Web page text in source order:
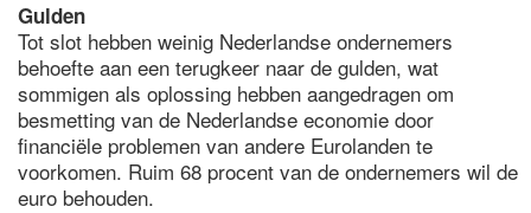
Gulden
Tot slot hebben weinig Nederlandse ondernemers
behoefte aan een terugkeer naar de gulden, wat
sommigen als oplossing hebben aangedragen om
besmetting van de Nederlandse economie door
financiële problemen van andere Eurolanden te
voorkomen. Ruim 68 procent van de ondernemers wil de
euro behouden.